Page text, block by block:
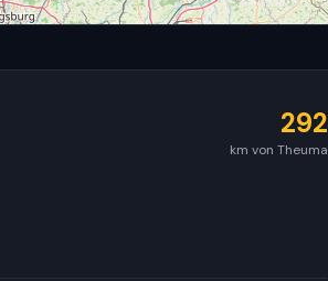
292
km von Theuma